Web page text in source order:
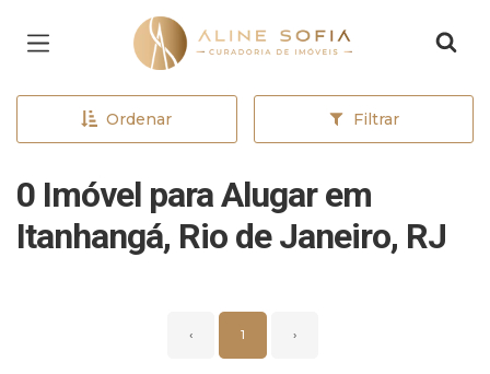
Página inicial
Ordenar Filtrar
0 Imóvel para Alugar em
Itanhangá, Rio de Janeiro, RJ
‹ 1 ›